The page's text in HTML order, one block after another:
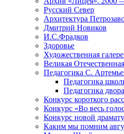
Русский Север
Архитектура
Дмитрий Новиков
И.С.Фрадков
Здоровье
Художественная
Великая
Педагогика С.
Педагогика
Педагогика двора
Конкурс короткого
Конкурс «Во весь
Конкурс новой
Каким мы помним